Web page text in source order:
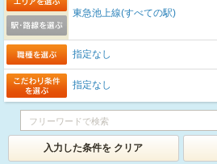
東急池上線(すべての駅)
指定なし
指定なし
入力した条件を クリア